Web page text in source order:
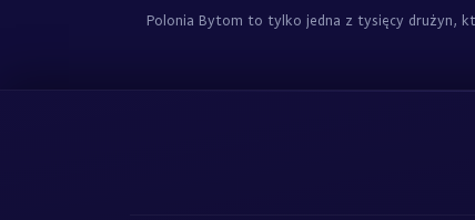
Polonia Bytom to tylko jedna z tysięcy drużyn,